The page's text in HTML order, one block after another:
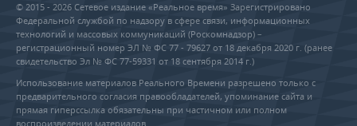
© 2015 - 2026 Сетевое издание «Реальное время» Зарегистрировано
Федеральной службой по надзору в сфере связи, информационных
технологий и массовых коммуникаций (Роскомнадзор) –
регистрационный номер ЭЛ № ФС 77 - 79627 от 18 декабря 2020 г. (ранее
свидетельство Эл № ФС 77-59331 от 18 сентября 2014 г.)
Использование материалов Реального Времени разрешено только с
предварительного согласия правообладателей, упоминание сайта и
прямая гиперссылка обязательны при частичном или полном
воспроизведении материалов.